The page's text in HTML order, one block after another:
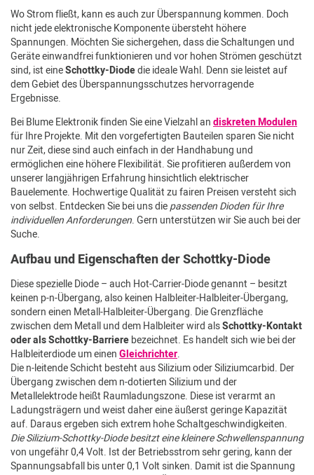
Wo Strom fließt, kann es auch zur Überspannung kommen. Doch
nicht jede elektronische Komponente übersteht höhere
Spannungen. Möchten Sie sichergehen, dass die Schaltungen und
Geräte einwandfrei funktionieren und vor hohen Strömen geschützt
sind, ist eineSchottky-Diodedie ideale Wahl. Denn sie leistet auf
dem Gebiet des Überspannungsschutzes hervorragende
Ergebnisse.
Bei Blume Elektronik finden Sie eine Vielzahl andiskreten Modulen
für Ihre Projekte. Mit den vorgefertigten Bauteilen sparen Sie nicht
nur Zeit, diese sind auch einfach in der Handhabung und
ermöglichen eine höhere Flexibilität. Sie profitieren außerdem von
unserer langjährigen Erfahrung hinsichtlich elektrischer
Bauelemente. Hochwertige Qualität zu fairen Preisen versteht sich
von selbst. Entdecken Sie bei uns diepassenden Dioden für Ihre
individuellen Anforderungen. Gern unterstützen wir Sie auch bei der
Suche.
Aufbau und Eigenschaften der Schottky-Diode
Diese spezielle Diode – auch Hot-Carrier-Diode genannt – besitzt
keinen p-n-Übergang, also keinen Halbleiter-Halbleiter-Übergang,
sondern einen Metall-Halbleiter-Übergang. Die Grenzfläche
zwischen dem Metall und dem Halbleiter wird alsSchottky-Kontakt
oder als Schottky-Barrierebezeichnet. Es handelt sich wie bei der
Halbleiterdiode um einenGleichrichter.
Die n-leitende Schicht besteht aus Silizium oder Siliziumcarbid. Der
Übergang zwischen dem n-dotierten Silizium und der
Metallelektrode heißt Raumladungszone. Diese ist verarmt an
Ladungsträgern und weist daher eine äußerst geringe Kapazität
auf. Daraus ergeben sich extrem hohe Schaltgeschwindigkeiten.
Die Silizium-Schottky-Diode besitzt eine kleinere Schwellenspannung
von ungefähr 0,4 Volt. Ist der Betriebsstrom sehr gering, kann der
Spannungsabfall bis unter 0,1 Volt sinken. Damit ist die Spannung